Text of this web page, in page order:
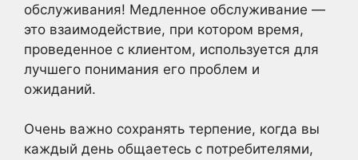
обслуживания! Медленное обслуживание —
это взаимодействие, при котором время,
проведенное с клиентом, используется для
лучшего понимания его проблем и
ожиданий.
Очень важно сохранять терпение, когда вы
каждый день общаетесь с потребителями,